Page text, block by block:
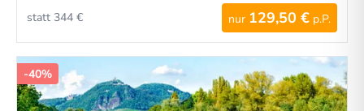
nur 129,50 € p.P.
statt 344 €
-40%